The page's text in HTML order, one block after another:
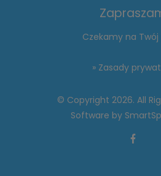
Czekamy na
» Zasady
© Copyright 2026. All
Software by